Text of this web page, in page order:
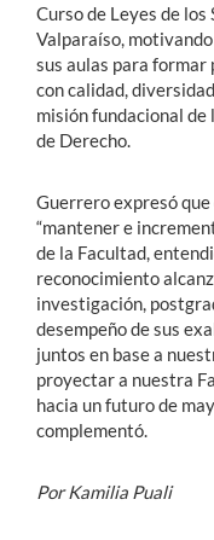
Curso de Leyes de los
Valparaíso,
sus aulas para formar
con calidad,
misión fundacional de
de Derecho.
Guerrero expresó
“mantener e
de la Facultad,
reconocimiento
investigación,
desempeño de sus
juntos en base a
proyectar a nuestra
hacia un futuro de
complementó.
Por Kamilia Puali